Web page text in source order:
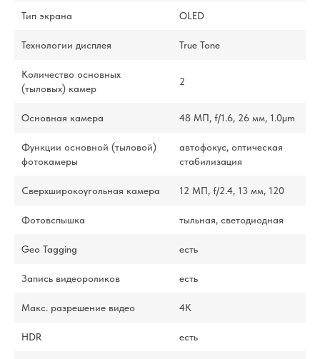
Тип экрана OLED
Технологии дисплея True Tone
Количество основных
(тыловых) камер
2
Основная камера 48 МП, f/1.6, 26 мм, 1.0µm
Функции основной (тыловой)
фотокамеры
автофокус, оптическая
стабилизация
Сверхширокоугольная камера 12 МП, f/2.4, 13 мм, 120
Фотовспышка тыльная, светодиодная
Geo Tagging есть
Запись видеороликов есть
Макс. разрешение видео 4K
HDR есть